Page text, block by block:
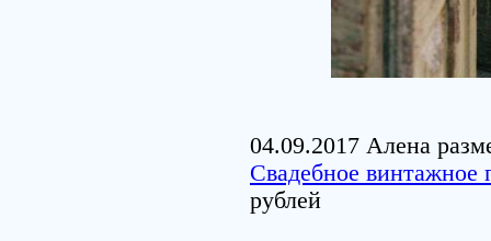
04.09.2017 Алена
Свадебное винтажное
рублей